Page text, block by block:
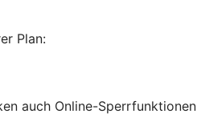
Plan:
auch Online-Sperrfunktionen